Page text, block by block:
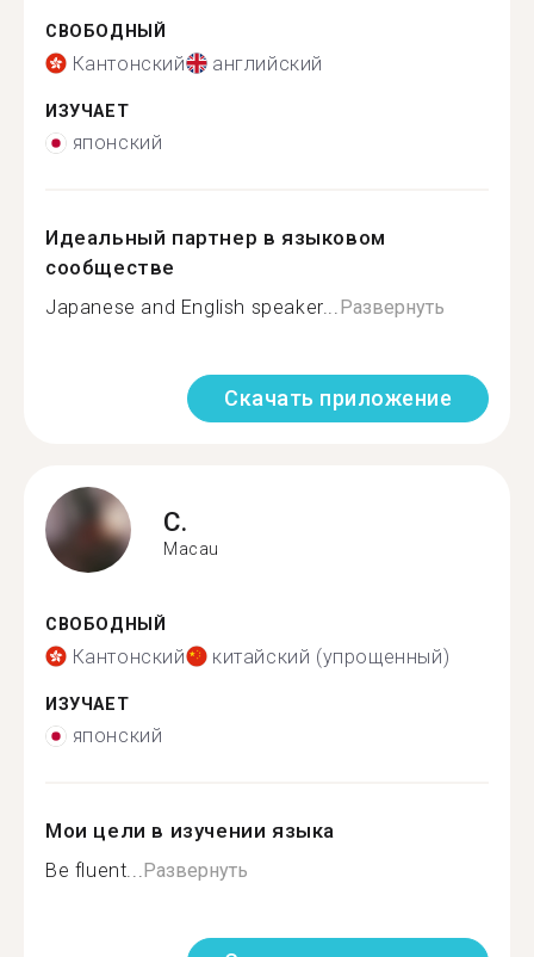
СВОБОДНЫЙ
Кантонский английский
ИЗУЧАЕТ
японский
Идеальный партнер в языковом
сообществе
Japanese and English speaker...Развернуть
Скачать приложение
C.
Macau
СВОБОДНЫЙ
Кантонский китайский (упрощенный)
ИЗУЧАЕТ
японский
Мои цели в изучении языка
Be fluent...Развернуть